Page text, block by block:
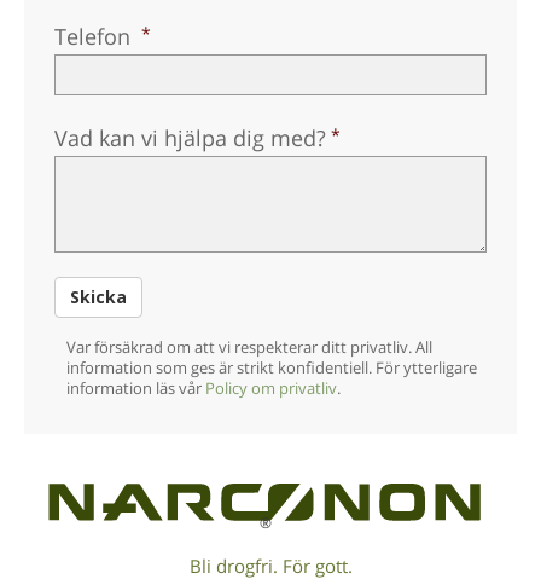
Arabiska
Telefon
Vad kan vi hjälpa dig med?
Skicka
Var försäkrad om att vi respekterar ditt privatliv. All
information som ges är strikt konfidentiell. För ytterligare
information läs vår Policy om privatliv.
®
Bli drogfri. För gott.